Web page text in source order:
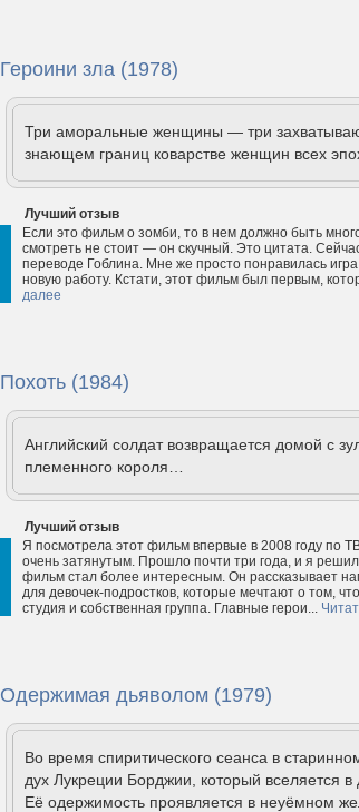
Героини зла (1978)
Три аморальные женщины — три
знающем границ коварстве женщин всех
Лучший отзыв
Если это фильм о зомби, то в нем должно быть
смотреть не стоит — он скучный. Это цитата.
переводе Гоблина. Мне же просто понравилась
новую работу. Кстати, этот фильм был первым,
далее
Похоть (1984)
Английский солдат возвращается домой с
племенного короля…
Лучший отзыв
Я посмотрела этот фильм впервые в 2008 году по
очень затянутым. Прошло почти три года, и я
фильм стал более интересным. Он рассказывает
для девочек-подростков, которые мечтают о том,
студия и собственная группа. Главные герои...
Одержимая дьяволом (1979)
Во время спиритического сеанса в
дух Лукреции Борджии, который вселяется в
Её одержимость проявляется в неуёмном